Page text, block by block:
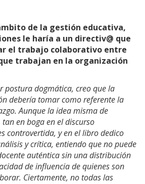
de la gestión educativa,
le haría a un directiv@ que
el trabajo colaborativo entre
trabajan en la organización
postura dogmática, creo que la
debería tomar como referente la
Aunque la idea misma de
en boga en el discurso
controvertida, y en el libro dedico
y crítica, entiendo que no puede
auténtica sin una distribución
de influencia de quienes son
Ciertamente, no todas las